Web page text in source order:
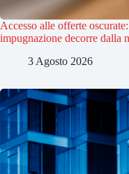
Accesso alle offerte
impugnazione decorre dalla
3 Agosto 2026